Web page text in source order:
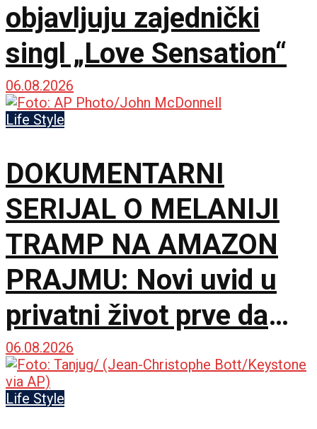
objavljuju zajednički
singl „Love Sensation“
06.08.2026
Life Style
DOKUMENTARNI
SERIJAL O MELANIJI
TRAMP NA AMAZON
PRAJMU: Novi uvid u
privatni život prve dame
Amerike
06.08.2026
Life Style